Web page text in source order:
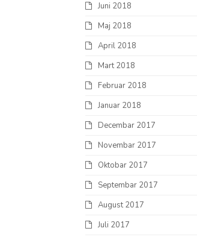
Juni 2018
Maj 2018
April 2018
Mart 2018
Februar 2018
Januar 2018
Decembar 2017
Novembar 2017
Oktobar 2017
Septembar 2017
August 2017
Juli 2017